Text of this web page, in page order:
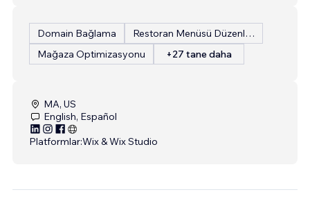
Domain Bağlama
Restoran Menüsü Düzenleme
Mağaza Optimizasyonu
+27 tane daha
MA, US
English, Español
Platformlar:Wix & Wix Studio